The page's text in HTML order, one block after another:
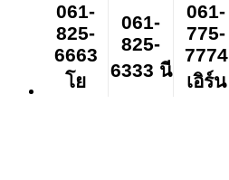
061-
825-
6663
โย
061-
825-
6333 นี
061-
775-
7774
เอิร์น